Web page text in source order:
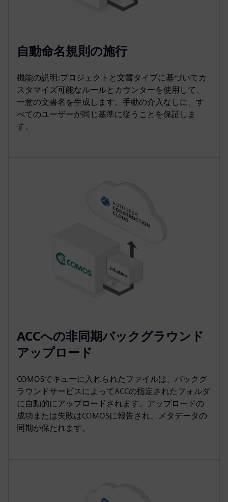
自動命名規則の施行
機能の説明:プロジェクトと文書タイプに基づいてカ
スタマイズ可能なルールとカウンターを使用して、
一意の文書名を生成します。手動の介入なしに、す
べてのユーザーが同じ基準に従うことを保証しま
す。
ACCへの非同期バックグラウンド
アップロード
COMOSでキューに入れられたファイルは、バックグ
ラウンドサービスによってACCの指定されたフォルダ
に自動的にアップロードされます。アップロードの
成功または失敗はCOMOSに報告され、メタデータの
同期が保たれます。